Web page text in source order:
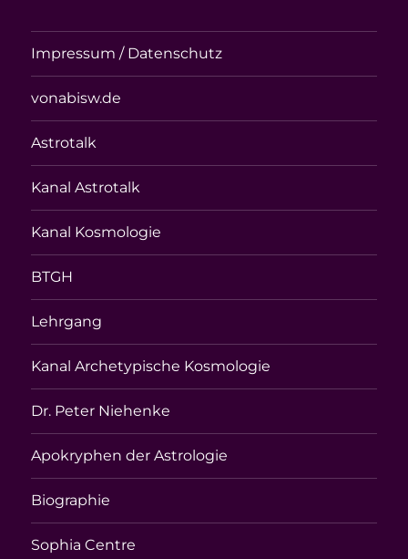
Impressum / Datenschutz
vonabisw.de
Astrotalk
Kanal Astrotalk
Kanal Kosmologie
BTGH
Lehrgang
Kanal Archetypische Kosmologie
Dr. Peter Niehenke
Apokryphen der Astrologie
Biographie
Sophia Centre